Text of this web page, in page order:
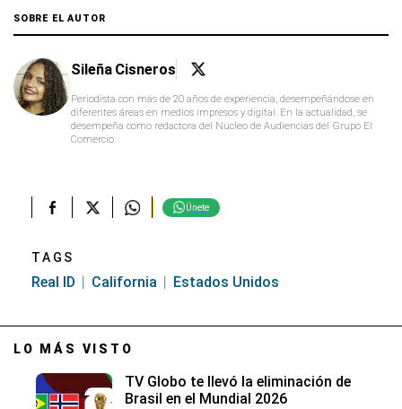
SOBRE EL AUTOR
Sileña Cisneros
Periodista con más de 20 años de experiencia, desempeñándose en
diferentes áreas en medios impresos y digital. En la actualidad, se
desempeña como redactora del Núcleo de Audiencias del Grupo El
Comercio.
Únete
TAGS
Real ID California Estados Unidos
LO MÁS VISTO
TV Globo te llevó la eliminación de
Brasil en el Mundial 2026